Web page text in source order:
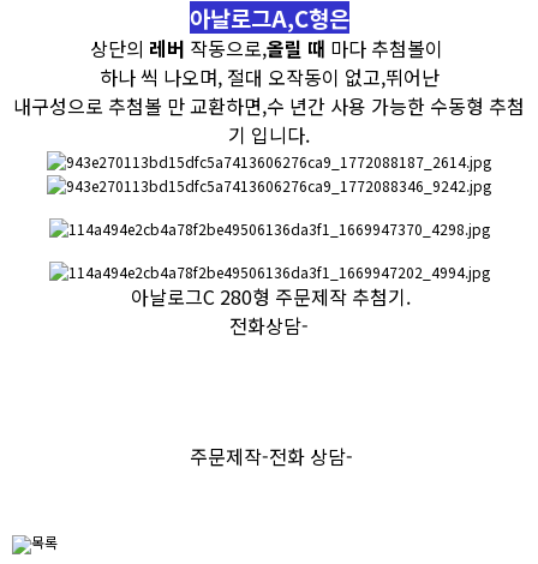
아날로그A,C형은
상단의 레버 작동으로,올릴 때 마다 추첨볼이
하나 씩 나오며, 절대 오작동이 없고,뛰어난
내구성으로 추첨볼 만 교환하면,수 년간 사용 가능한 수동형 추첨
기 입니다.
아날로그C 280형 주문제작 추첨기.
전화상담-
주문제작-전화 상담-
목록